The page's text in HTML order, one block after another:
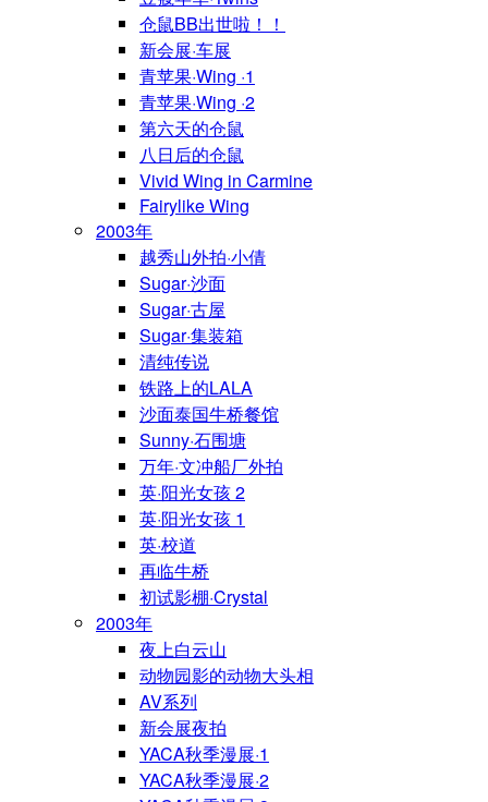
仓鼠BB出世啦！！
新会展·车展
青苹果·Wing ·1
青苹果·Wing ·2
第六天的仓鼠
八日后的仓鼠
Vivid Wing in Carmine
Fairylike Wing
2003年
越秀山外拍·小倩
Sugar·沙面
Sugar·古屋
Sugar·集装箱
清纯传说
铁路上的LALA
沙面泰国牛桥餐馆
Sunny·石围塘
万年·文冲船厂外拍
英·阳光女孩 2
英·阳光女孩 1
英·校道
再临牛桥
初试影棚·Crystal
2003年
夜上白云山
动物园影的动物大头相
AV系列
新会展夜拍
YACA秋季漫展·1
YACA秋季漫展·2